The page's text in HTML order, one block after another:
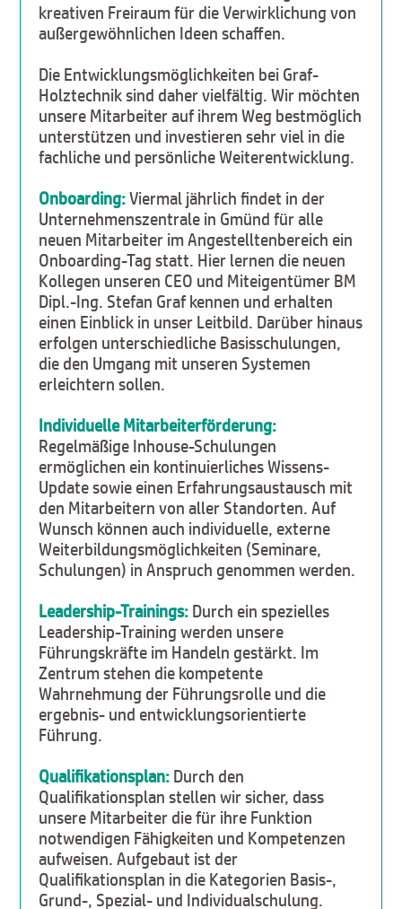
kreativen Freiraum für die Verwirklichung von
außergewöhnlichen Ideen schaffen.
Die Entwicklungsmöglichkeiten bei Graf-
Holztechnik sind daher vielfältig. Wir möchten
unsere Mitarbeiter auf ihrem Weg bestmöglich
unterstützen und investieren sehr viel in die
fachliche und persönliche Weiterentwicklung.
Onboarding:Viermal jährlich findet in der
Unternehmenszentrale in Gmünd für alle
neuen Mitarbeiter im Angestelltenbereich ein
Onboarding-Tag statt. Hier lernen die neuen
Kollegen unseren CEO und Miteigentümer BM
Dipl.-Ing. Stefan Graf kennen und erhalten
einen Einblick in unser Leitbild. Darüber hinaus
erfolgen unterschiedliche Basisschulungen,
die den Umgang mit unseren Systemen
erleichtern sollen.
Individuelle Mitarbeiterförderung:
Regelmäßige Inhouse-Schulungen
ermöglichen ein kontinuierliches Wissens-
Update sowie einen Erfahrungsaustausch mit
den Mitarbeitern von aller Standorten. Auf
Wunsch können auch individuelle, externe
Weiterbildungsmöglichkeiten (Seminare,
Schulungen) in Anspruch genommen werden.
Leadership-Trainings: Durch ein spezielles
Leadership-Training werden unsere
Führungskräfte im Handeln gestärkt. Im
Zentrum stehen die kompetente
Wahrnehmung der Führungsrolle und die
ergebnis- und entwicklungsorientierte
Führung.
Qualifikationsplan: Durch den
Qualifikationsplan stellen wir sicher, dass
unsere Mitarbeiter die für ihre Funktion
notwendigen Fähigkeiten und Kompetenzen
aufweisen. Aufgebaut ist der
Qualifikationsplan in die Kategorien Basis-,
Grund-, Spezial- und Individualschulung.